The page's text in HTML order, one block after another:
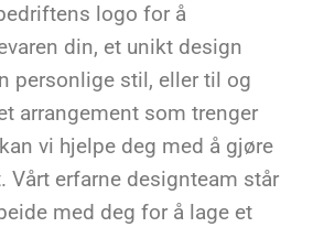
logo for å
din, et unikt design
personlige stil, eller til og
arrangement som trenger
vi hjelpe deg med å gjøre
Vårt erfarne designteam står
med deg for å lage et